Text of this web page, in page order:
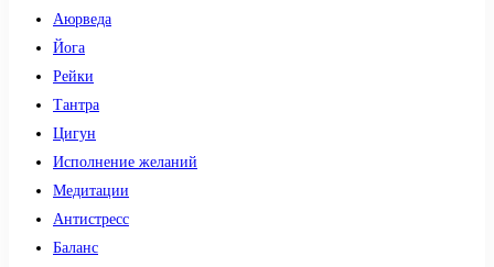
Аюрведа
Йога
Рейки
Тантра
Цигун
Исполнение желаний
Медитации
Антистресс
Баланс